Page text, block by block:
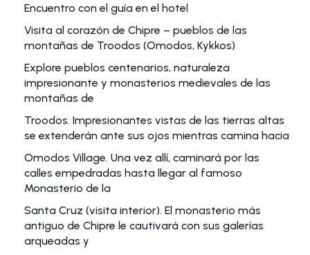
Encuentro con el guía en el hotel
Visita al corazón de Chipre – pueblos de las
montañas de Troodos (Omodos, Kykkos)
Explore pueblos centenarios, naturaleza
impresionante y monasterios medievales de las
montañas de
Troodos. Impresionantes vistas de las tierras altas
se extenderán ante sus ojos mientras camina hacia
Omodos Village. Una vez allí, caminará por las
calles empedradas hasta llegar al famoso
Monasterio de la
Santa Cruz (visita interior). El monasterio más
antiguo de Chipre le cautivará con sus galerías
arqueadas y